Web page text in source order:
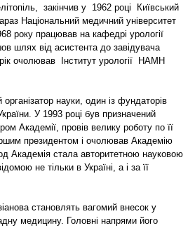
закінчив у 1962 році Київський
Національний медичний університет
року працював на кафедрі урології
шлях від асистента до завідувача
очолював Інститут урології НАМН
науки, один із фундаторів
У 1993 році був призначений
Академії, провів велику роботу по її
президентом і очолював Академію
Академія стала авторитетною науковою
не тільки в Україні, а і за її
становлять вагомий внесок у
медицину. Головні напрями його